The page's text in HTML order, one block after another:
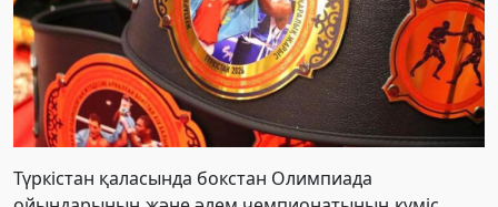
Түркістан қаласында бокстан Олимпиада